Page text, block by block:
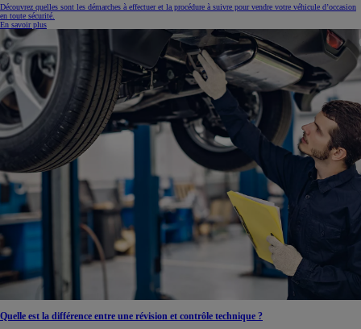
Découvrez quelles sont les démarches à effectuer et la procédure à suivre pour vendre votre véhicule d’occasion
en toute sécurité.
En savoir plus
Quelle est la différence entre une révision et contrôle technique ?